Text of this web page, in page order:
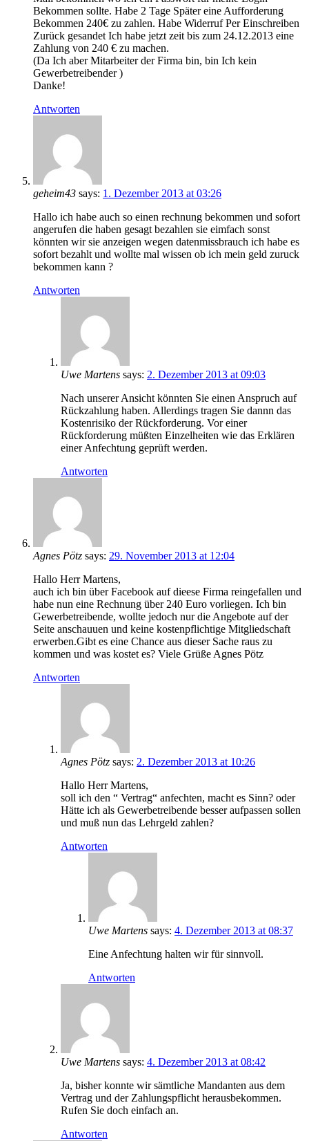
Bekommen sollte. Habe 2 Tage Später eine Aufforderung
Bekommen 240€ zu zahlen. Habe Widerruf Per Einschreiben
Zurück gesandet Ich habe jetzt zeit bis zum 24.12.2013 eine
Zahlung von 240 € zu machen.
(Da Ich aber Mitarbeiter der Firma bin, bin Ich kein
Gewerbetreibender )
Danke!
Antworten
geheim43 says: 1. Dezember 2013 at 03:26
Hallo ich habe auch so einen rechnung bekommen und sofort
angerufen die haben gesagt bezahlen sie eimfach sonst
könnten wir sie anzeigen wegen datenmissbrauch ich habe es
sofort bezahlt und wollte mal wissen ob ich mein geld zuruck
bekommen kann ?
Antworten
Uwe Martens says: 2. Dezember 2013 at 09:03
Nach unserer Ansicht könnten Sie einen Anspruch auf
Rückzahlung haben. Allerdings tragen Sie dannn das
Kostenrisiko der Rückforderung. Vor einer
Rückforderung müßten Einzelheiten wie das Erklären
einer Anfechtung geprüft werden.
Antworten
Agnes Pötz says: 29. November 2013 at 12:04
Hallo Herr Martens,
auch ich bin über Facebook auf dieese Firma reingefallen und
habe nun eine Rechnung über 240 Euro vorliegen. Ich bin
Gewerbetreibende, wollte jedoch nur die Angebote auf der
Seite anschauuen und keine kostenpflichtige Mitgliedschaft
erwerben.Gibt es eine Chance aus dieser Sache raus zu
kommen und was kostet es? Viele Grüße Agnes Pötz
Antworten
Agnes Pötz says: 2. Dezember 2013 at 10:26
Hallo Herr Martens,
soll ich den “ Vertrag“ anfechten, macht es Sinn? oder
Hätte ich als Gewerbetreibende besser aufpassen sollen
und muß nun das Lehrgeld zahlen?
Antworten
Uwe Martens says: 4. Dezember 2013 at 08:37
Eine Anfechtung halten wir für sinnvoll.
Antworten
Uwe Martens says: 4. Dezember 2013 at 08:42
Ja, bisher konnte wir sämtliche Mandanten aus dem
Vertrag und der Zahlungspflicht herausbekommen.
Rufen Sie doch einfach an.
Antworten